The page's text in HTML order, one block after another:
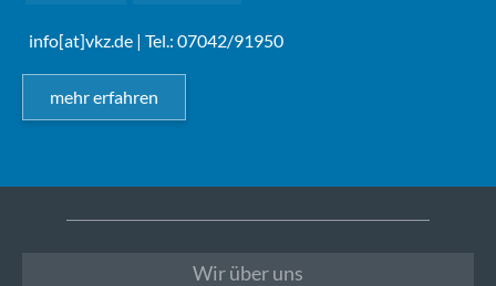
info[at]vkz.de | Tel.: 07042/91950
mehr erfahren
Wir über uns